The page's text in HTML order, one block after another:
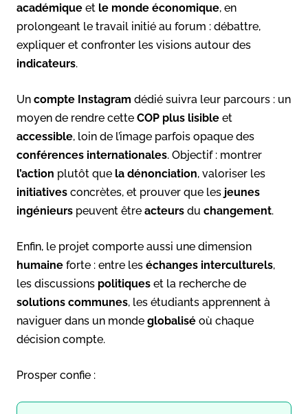
académique et le monde économique, en
prolongeant le travail initié au forum : débattre,
expliquer et confronter les visions autour des
indicateurs.
Un compte Instagram dédié suivra leur parcours : un
moyen de rendre cette COP plus lisible et
accessible, loin de l’image parfois opaque des
conférences internationales. Objectif : montrer
l’action plutôt que la dénonciation, valoriser les
initiatives concrètes, et prouver que les jeunes
ingénieurs peuvent être acteurs du changement.
Enfin, le projet comporte aussi une dimension
humaine forte : entre les échanges interculturels,
les discussions politiques et la recherche de
solutions communes, les étudiants apprennent à
naviguer dans un monde globalisé où chaque
décision compte.
Prosper confie :